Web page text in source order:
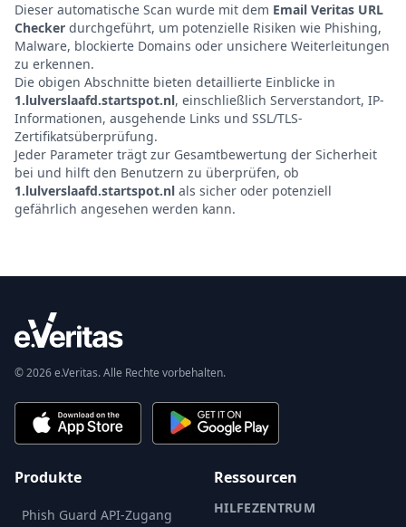
Dieser automatische Scan wurde mit dem Email Veritas URL
Checker durchgeführt, um potenzielle Risiken wie Phishing,
Malware, blockierte Domains oder unsichere Weiterleitungen
zu erkennen.
Die obigen Abschnitte bieten detaillierte Einblicke in
1.lulverslaafd.startspot.nl, einschließlich Serverstandort, IP-
Informationen, ausgehende Links und SSL/TLS-
Zertifikatsüberprüfung.
Jeder Parameter trägt zur Gesamtbewertung der Sicherheit
bei und hilft den Benutzern zu überprüfen, ob
1.lulverslaafd.startspot.nl als sicher oder potenziell
gefährlich angesehen werden kann.
© 2026 e.Veritas. Alle Rechte vorbehalten.
Produkte
Phish Guard API-Zugang
Ressourcen
HILFEZENTRUM